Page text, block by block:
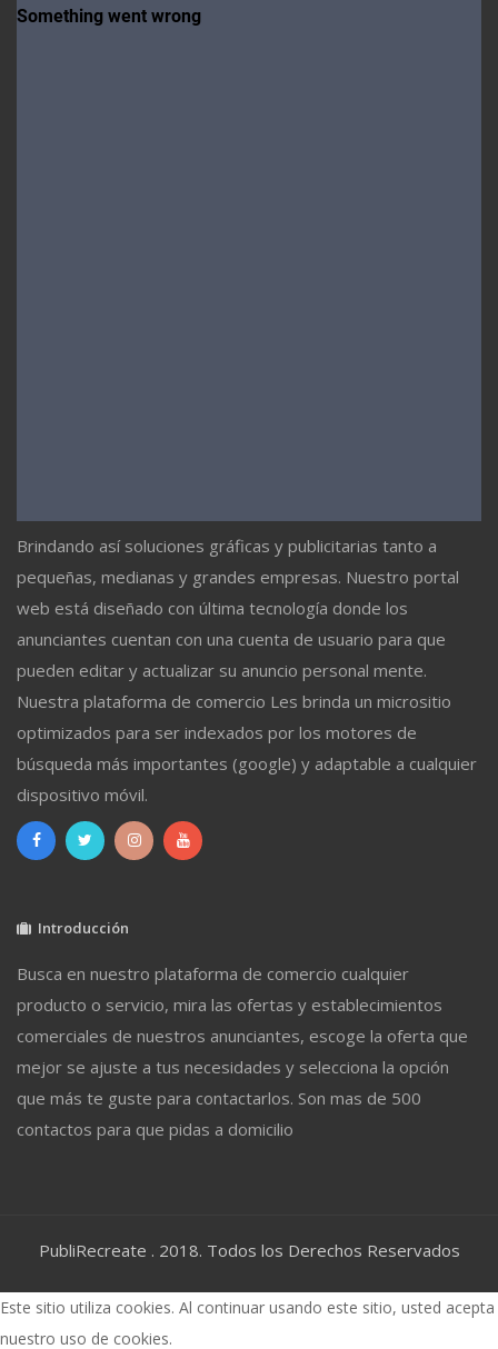
Brindando así soluciones gráficas y publicitarias tanto a
pequeñas, medianas y grandes empresas. Nuestro portal
web está diseñado con última tecnología donde los
anunciantes cuentan con una cuenta de usuario para que
pueden editar y actualizar su anuncio personal mente.
Nuestra plataforma de comercio Les brinda un micrositio
optimizados para ser indexados por los motores de
búsqueda más importantes (google) y adaptable a cualquier
dispositivo móvil.
Introducción
Busca en nuestro plataforma de comercio cualquier
producto o servicio, mira las ofertas y establecimientos
comerciales de nuestros anunciantes, escoge la oferta que
mejor se ajuste a tus necesidades y selecciona la opción
que más te guste para contactarlos. Son mas de 500
contactos para que pidas a domicilio
PubliRecreate . 2018. Todos los Derechos Reservados
Este sitio utiliza cookies. Al continuar usando este sitio, usted acepta
nuestro uso de cookies.